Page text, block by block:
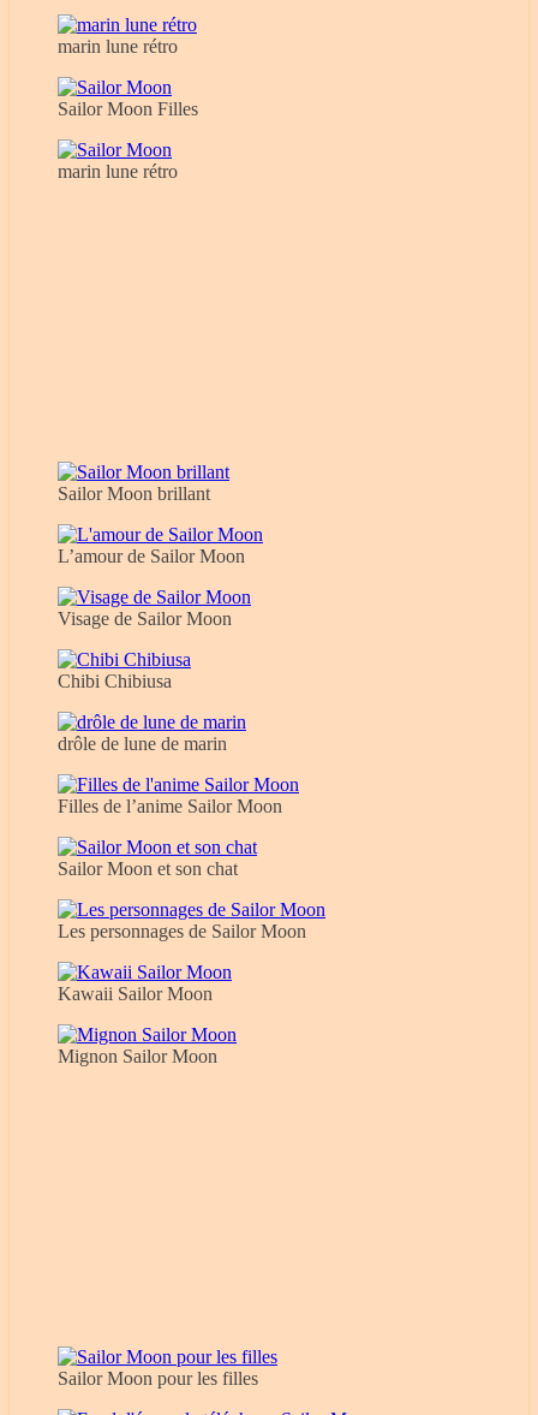
marin lune rétro
Sailor Moon Filles
marin lune rétro
Sailor Moon brillant
L’amour de Sailor Moon
Visage de Sailor Moon
Chibi Chibiusa
drôle de lune de marin
Filles de l’anime Sailor Moon
Sailor Moon et son chat
Les personnages de Sailor Moon
Kawaii Sailor Moon
Mignon Sailor Moon
Sailor Moon pour les filles